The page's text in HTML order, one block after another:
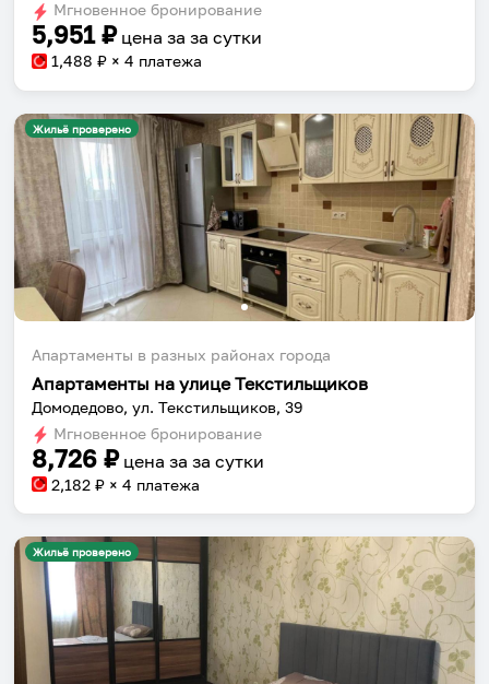
Мгновенное бронирование
5,951₽ цена за за сутки
1,488 ₽ × 4 платежа
Жильё проверено
Апартаменты в разных районах города
Апартаменты на улице Текстильщиков
Домодедово, ул. Текстильщиков, 39
Мгновенное бронирование
8,726 ₽ цена за за сутки
2,182 ₽ × 4 платежа
Жильё проверено